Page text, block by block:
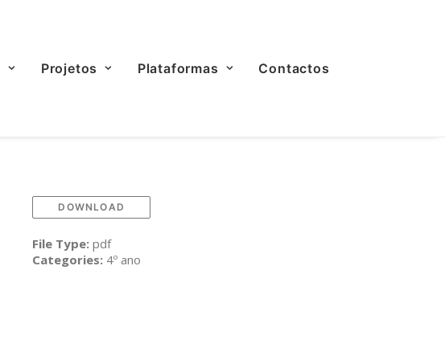
Projetos Plataformas Contactos
DOWNLOAD
File Type:pdf
Categories: 4º ano